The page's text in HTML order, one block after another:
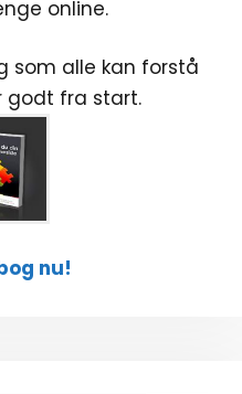
online.
som alle kan forstå
godt fra start.
nu!